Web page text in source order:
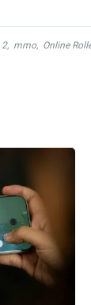
2, mmo, Online